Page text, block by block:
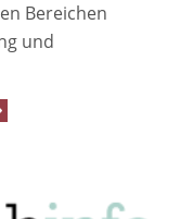
Bereichen
und